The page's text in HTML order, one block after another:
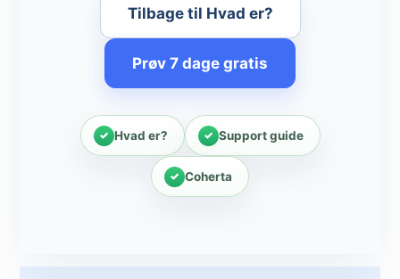
Tilbage til Hvad er?
Prøv 7 dage gratis
Hvad er? Support guide
Coherta